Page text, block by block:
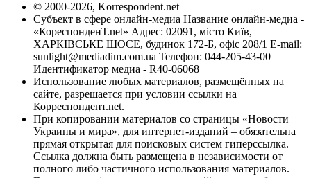
© 2000-2026, Korrespondent.net
Субъект в сфере онлайн-медиа Название онлайн-медиа -
«КореспонденТ.net» Адрес: 02091, місто Київ,
ХАРКІВСЬКЕ ШОСЕ, будинок 172-Б, офіс 208/1 E-mail:
sunlight@mediadim.com.ua Телефон: 044-205-43-00
Идентификатор медиа - R40-06068
Использование любых материалов, размещённых на
сайте, разрешается при условии ссылки на
Корреспондент.net.
При копировании материалов со страницы «Новости
Украины и мира», для интернет-изданий – обязательна
прямая открытая для поисковых систем гиперссылка.
Ссылка должна быть размещена в независимости от
полного либо частичного использования материалов.